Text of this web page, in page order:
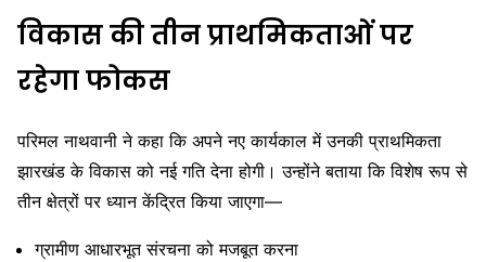
विकास की तीन प्राथमिकताओं पर
रहेगा फोकस
परिमल नाथवानी ने कहा कि अपने नए कार्यकाल में उनकी प्राथमिकता
झारखंड के विकास को नई गति देना होगी। उन्होंने बताया कि विशेष रूप से
तीन क्षेत्रों पर ध्यान केंद्रित किया जाएगा—
ग्रामीण आधारभूत संरचना को मजबूत करना